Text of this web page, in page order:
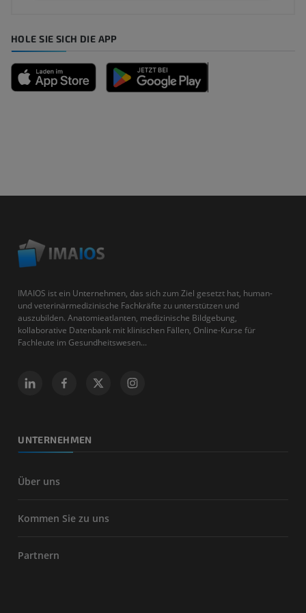
HOLE SIE SICH DIE APP
IMAIOS ist ein Unternehmen, das sich zum Ziel gesetzt hat, human-
und veterinärmedizinische Fachkräfte zu unterstützen und
auszubilden. Anatomieatlanten, medizinische Bildgebung,
kollaborative Datenbank mit klinischen Fällen, Online-Kurse für
Fachleute im Gesundheitswesen...
UNTERNEHMEN
Über uns
Kommen Sie zu uns
Partnern